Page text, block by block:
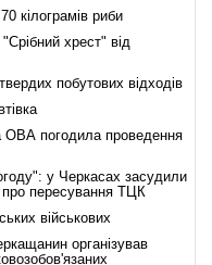
кілограмів риби
хрест" від
побутових відходів
ОВА погодила проведення
у Черкасах засудили
про пересування ТЦК
військових
організував